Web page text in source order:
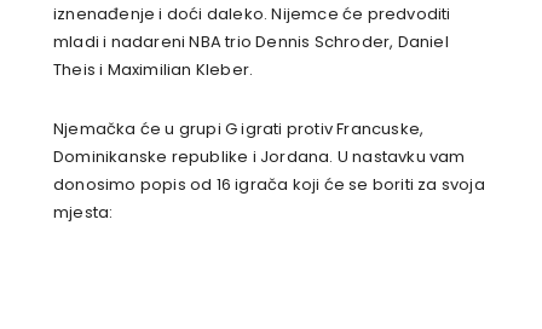
iznenađenje i doći daleko. Nijemce će predvoditi
mladi i nadareni NBA trio Dennis Schroder, Daniel
Theis i Maximilian Kleber.
Njemačka će u grupi G igrati protiv Francuske,
Dominikanske republike i Jordana. U nastavku vam
donosimo popis od 16 igrača koji će se boriti za svoja
mjesta: